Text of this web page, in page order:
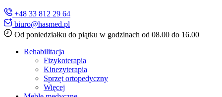
+48 33 812 29 64
biuro@hasmed.pl
Od poniedziałku do piątku w godzinach od 08.00 do 16.00
Rehabilitacja
Fizykoterapia
Kinezyterapia
Sprzęt ortopedyczny
Więcej